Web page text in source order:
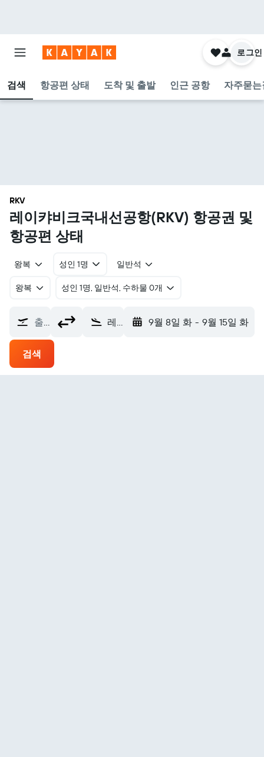
검색 항공편 상태 도착 및 출발 인근 공항 자주묻
로그인
RKV
레이캬비크국내선공항(RKV) 항공권 및
항공편 상태
왕복 성인 1명 일반석
왕복 ​성인 1명, 일반석, 수하물 0개
출발지 레이캬비크국내선공항 (RKV) 9월 8일 화 - 9월 15일 화
검색